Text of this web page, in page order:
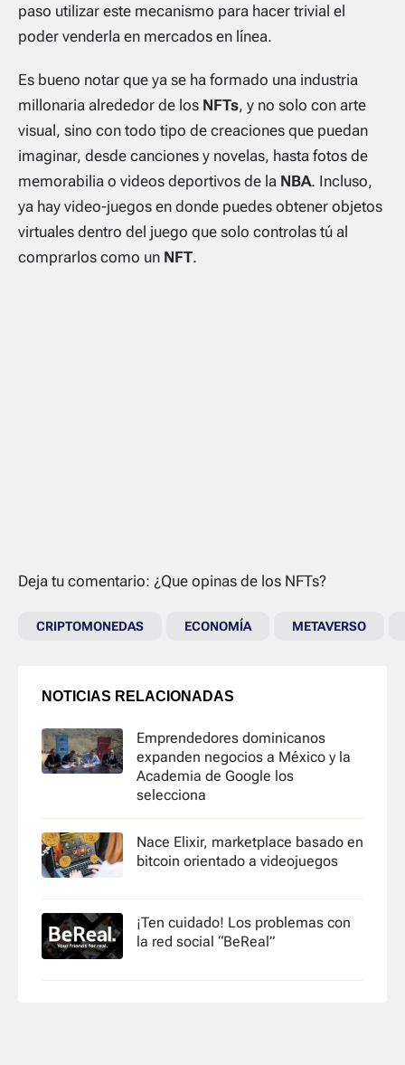
paso utilizar este mecanismo para hacer trivial el
poder venderla en mercados en línea.
Es bueno notar que ya se ha formado una industria
millonaria alrededor de los NFTs, y no solo con arte
visual, sino con todo tipo de creaciones que puedan
imaginar, desde canciones y novelas, hasta fotos de
memorabilia o videos deportivos de la NBA. Incluso,
ya hay video-juegos en donde puedes obtener objetos
virtuales dentro del juego que solo controlas tú al
comprarlos como un NFT.
Deja tu comentario: ¿Que opinas de los NFTs?
CRIPTOMONEDAS ECONOMÍA METAVERSO
NOTICIAS RELACIONADAS
Emprendedores dominicanos
expanden negocios a México y la
Academia de Google los
selecciona
Nace Elixir, marketplace basado en
bitcoin orientado a videojuegos
¡Ten cuidado! Los problemas con
la red social “BeReal”